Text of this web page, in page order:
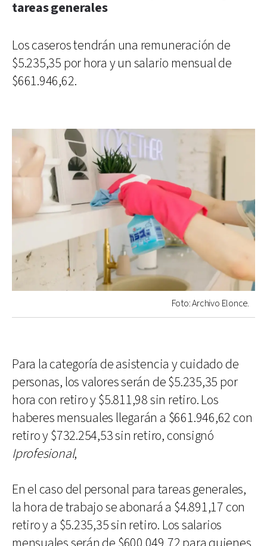
tareas generales
Los caseros tendrán una remuneración de
$5.235,35 por hora y un salario mensual de
$661.946,62.
Foto: Archivo Elonce.
Para la categoría de asistencia y cuidado de
personas, los valores serán de $5.235,35 por
hora con retiro y $5.811,98 sin retiro. Los
haberes mensuales llegarán a $661.946,62 con
retiro y $732.254,53 sin retiro, consignó
Iprofesional,
En el caso del personal para tareas generales,
la hora de trabajo se abonará a $4.891,17 con
retiro y a $5.235,35 sin retiro. Los salarios